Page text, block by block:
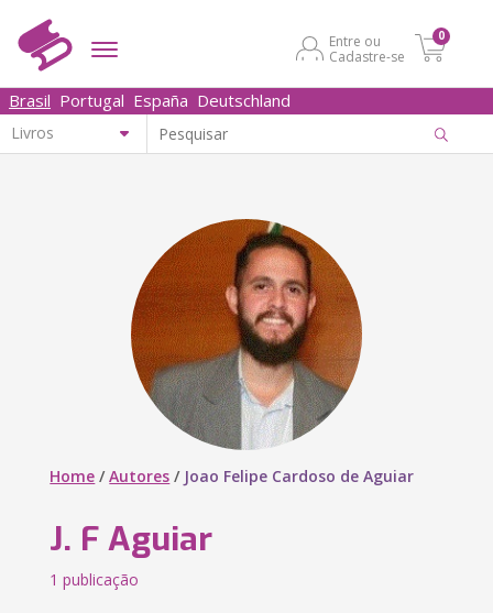
Entre ou
Cadastre-se
0
Brasil Portugal España Deutschland
Home /Autores / Joao Felipe Cardoso de Aguiar
J. F Aguiar
1 publicação